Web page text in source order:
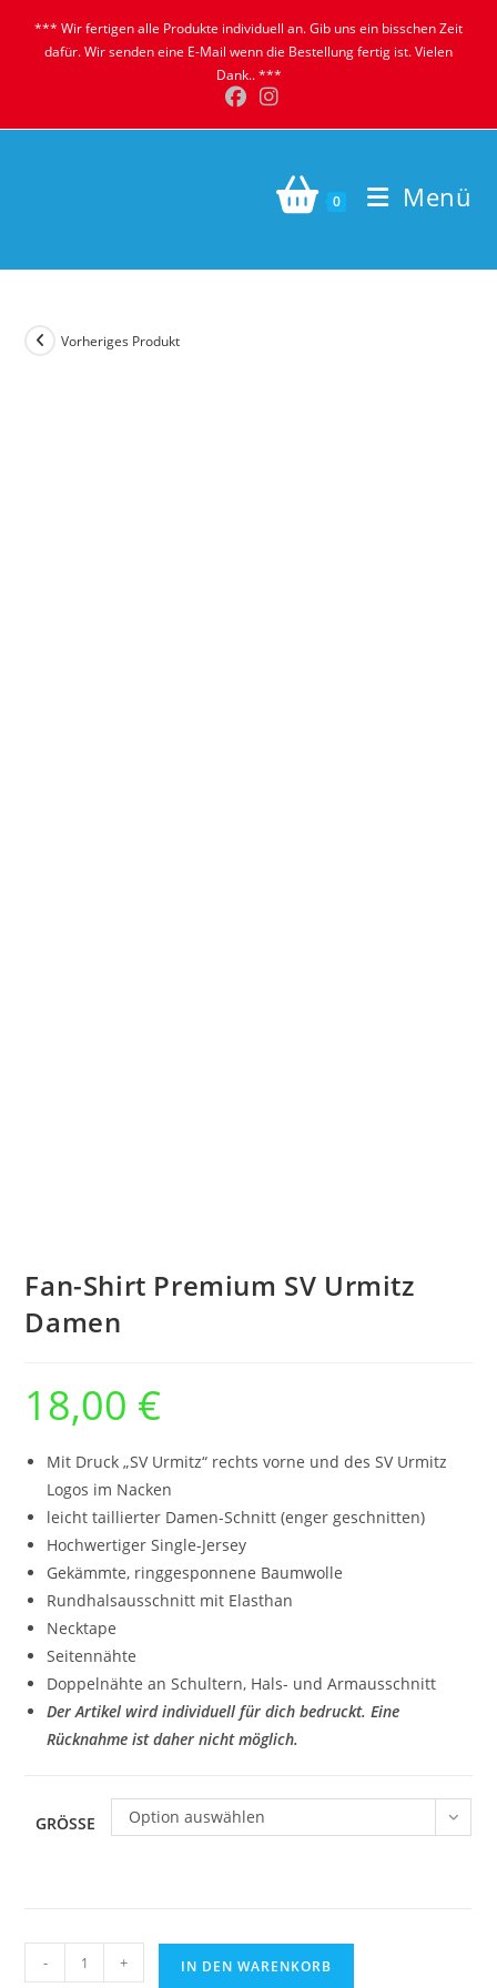
*** Wir fertigen alle Produkte individuell an. Gib uns ein bisschen Zeit
dafür. Wir senden eine E-Mail wenn die Bestellung fertig ist. Vielen
Dank.. ***
0 Menü
Vorheriges Produkt
Fan-Shirt Premium SV Urmitz
Damen
18,00 €
Mit Druck „SV Urmitz“ rechts vorne und des SV Urmitz
Logos im Nacken
leicht taillierter Damen-Schnitt (enger geschnitten)
Hochwertiger Single-Jersey
Gekämmte, ringgesponnene Baumwolle
Rundhalsausschnitt mit Elasthan
Necktape
Seitennähte
Doppelnähte an Schultern, Hals- und Armausschnitt
Der Artikel wird individuell für dich bedruckt. Eine
Rücknahme ist daher nicht möglich.
GRÖSSE Option auswählen
Shirt
- + IN DEN WARENKORB